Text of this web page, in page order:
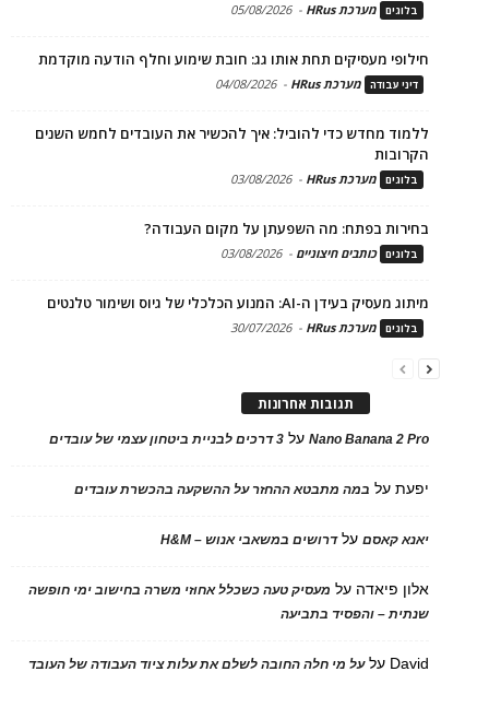
בלוגים מערכת HRus -
05/08/2026
חילופי מעסיקים תחת אותו גג: חובת שימוע וחלף הודעה מוקדמת
דיני עבודה מערכת HRus -
04/08/2026
ללמוד מחדש כדי להוביל: איך להכשיר את העובדים לחמש השנים
הקרובות
בלוגים מערכת HRus -
03/08/2026
בחירות בפתח: מה השפעתן על מקום העבודה?
בלוגים כותבים חיצוניים -
03/08/2026
מיתוג מעסיק בעידן ה-AI: המנוע הכלכלי של גיוס ושימור טלנטים
בלוגים מערכת HRus -
30/07/2026
תגובות אחרונות
Nano Banana 2 Proעל 3 דרכים לבניית ביטחון עצמי של עובדים
יפעתעל במה מתבטא ההחזר על ההשקעה בהכשרת עובדים
יאנא קאסםעלדרושים במשאבי אנוש – H&M
אלון פיאדה על מעסיק טעה כשכלל אחוזי משרה בחישוב ימי חופשה
שנתית – והפסיד בתביעה
David עלעל מי חלה החובה לשלם את עלות ציוד העבודה של העובד